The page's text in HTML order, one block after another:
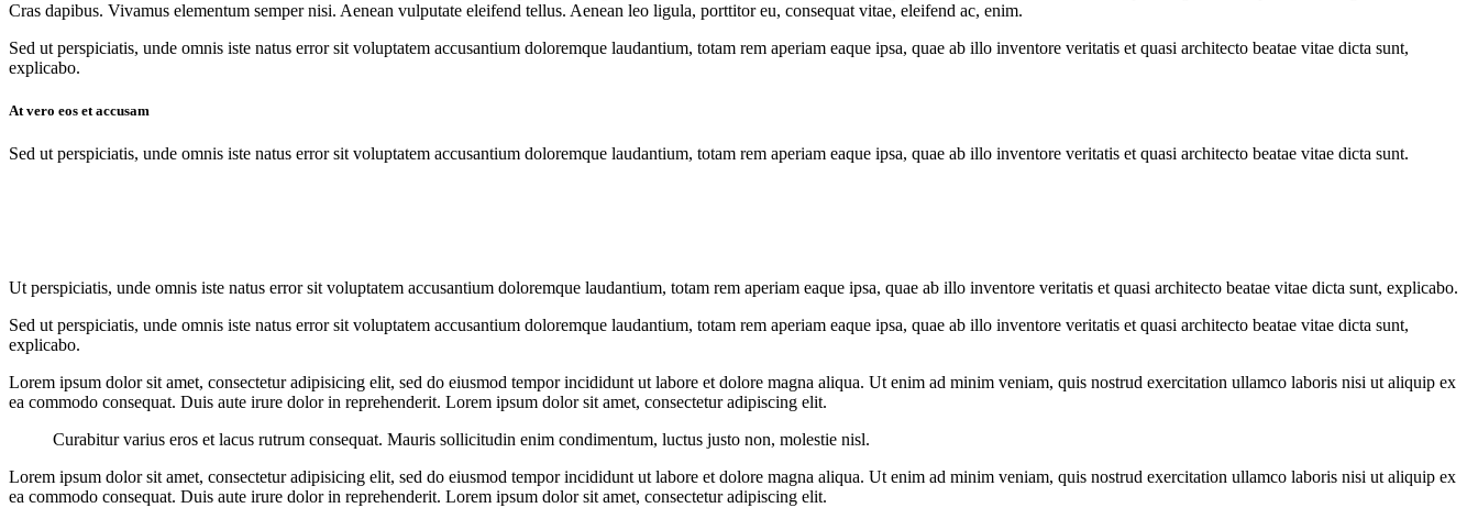
Cras dapibus. Vivamus elementum semper nisi. Aenean vulputate eleifend tellus. Aenean leo ligula, porttitor eu, consequat vitae, eleifend ac, enim.
Sed ut perspiciatis, unde omnis iste natus error sit voluptatem accusantium doloremque laudantium, totam rem aperiam eaque ipsa, quae ab illo inventore veritatis et quasi architecto beatae vitae dicta sunt,
explicabo.
At vero eos et accusam
Sed ut perspiciatis, unde omnis iste natus error sit voluptatem accusantium doloremque laudantium, totam rem aperiam eaque ipsa, quae ab illo inventore veritatis et quasi architecto beatae vitae dicta sunt.
Ut perspiciatis, unde omnis iste natus error sit voluptatem accusantium doloremque laudantium, totam rem aperiam eaque ipsa, quae ab illo inventore veritatis et quasi architecto beatae vitae dicta sunt, explicabo.
Sed ut perspiciatis, unde omnis iste natus error sit voluptatem accusantium doloremque laudantium, totam rem aperiam eaque ipsa, quae ab illo inventore veritatis et quasi architecto beatae vitae dicta sunt,
explicabo.
Lorem ipsum dolor sit amet, consectetur adipisicing elit, sed do eiusmod tempor incididunt ut labore et dolore magna aliqua. Ut enim ad minim veniam, quis nostrud exercitation ullamco laboris nisi ut aliquip ex
ea commodo consequat. Duis aute irure dolor in reprehenderit. Lorem ipsum dolor sit amet, consectetur adipiscing elit.
Curabitur varius eros et lacus rutrum consequat. Mauris sollicitudin enim condimentum, luctus justo non, molestie nisl.
Lorem ipsum dolor sit amet, consectetur adipisicing elit, sed do eiusmod tempor incididunt ut labore et dolore magna aliqua. Ut enim ad minim veniam, quis nostrud exercitation ullamco laboris nisi ut aliquip ex
ea commodo consequat. Duis aute irure dolor in reprehenderit. Lorem ipsum dolor sit amet, consectetur adipiscing elit.